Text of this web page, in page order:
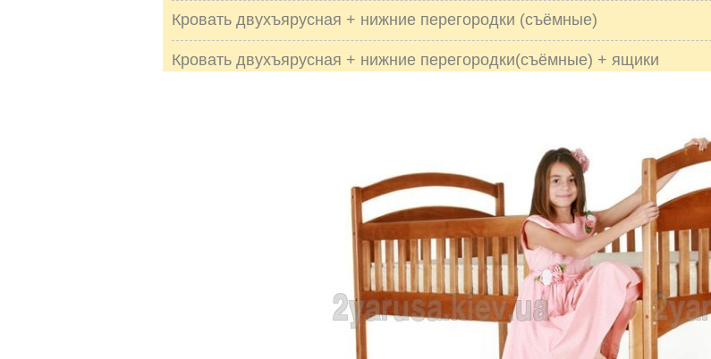
Кровать двухъярусная + нижние перегородки (съёмные)
Кровать двухъярусная + нижние перегородки(съёмные) + ящики